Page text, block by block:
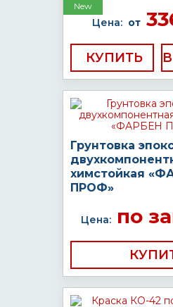
New
Цена: от
КУПИТЬ
Грунтовка
химстойкая
ПРОФ»
Цена:по